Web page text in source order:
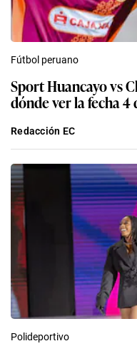
Fútbol peruano
Sport Huancayo vs
dónde ver la fecha
Redacción EC
Polideportivo